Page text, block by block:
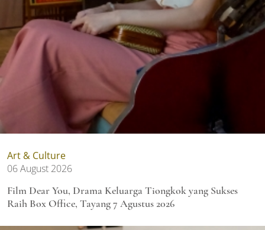
Art & Culture
06 August 2026
Film Dear You, Drama Keluarga Tiongkok yang Sukses
Raih Box Office, Tayang 7 Agustus 2026